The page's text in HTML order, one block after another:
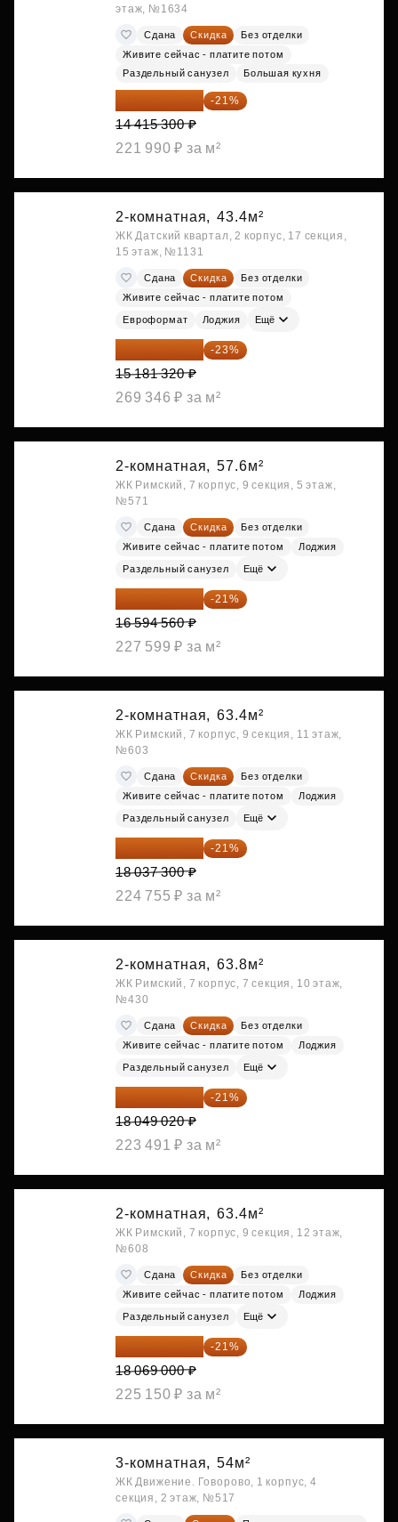
этаж, №1634
Сдана Скидка
Без отделки
Живите сейчас - платите потом
Раздельный санузел
Большая кухня
11 388 087 ₽ -21%
14 415 300 ₽
221 990 ₽ за м²
2-комнатная, 43.4м²
ЖК Датский квартал, 2 корпус, 17 секция,
15 этаж, №1131
Сдана Скидка
Без отделки
Живите сейчас - платите потом
Евроформат Лоджия Ещё
11 689 616 ₽ -23%
15 181 320 ₽
269 346 ₽ за м²
2-комнатная, 57.6м²
ЖК Римский, 7 корпус, 9 секция, 5 этаж,
№571
Сдана Скидка
Без отделки
Живите сейчас - платите потом
Лоджия
Раздельный санузел Ещё
13 109 702 ₽ -21%
16 594 560 ₽
227 599 ₽ за м²
2-комнатная, 63.4м²
ЖК Римский, 7 корпус, 9 секция, 11 этаж,
№603
Сдана Скидка
Без отделки
Живите сейчас - платите потом
Лоджия
Раздельный санузел Ещё
14 249 467 ₽ -21%
18 037 300 ₽
224 755 ₽ за м²
2-комнатная, 63.8м²
ЖК Римский, 7 корпус, 7 секция, 10 этаж,
№430
Сдана Скидка
Без отделки
Живите сейчас - платите потом
Лоджия
Раздельный санузел Ещё
14 258 726 ₽ -21%
18 049 020 ₽
223 491 ₽ за м²
2-комнатная, 63.4м²
ЖК Римский, 7 корпус, 9 секция, 12 этаж,
№608
Сдана Скидка
Без отделки
Живите сейчас - платите потом
Лоджия
Раздельный санузел Ещё
14 274 510 ₽ -21%
18 069 000 ₽
225 150 ₽ за м²
3-комнатная, 54м²
ЖК Движение. Говорово, 1 корпус, 4
секция, 2 этаж, №517